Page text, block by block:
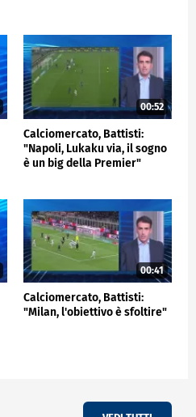
00:52
Calciomercato, Battisti:
"Napoli, Lukaku via, il sogno
è un big della Premier"
00:41
Calciomercato, Battisti:
"Milan, l'obiettivo è sfoltire"